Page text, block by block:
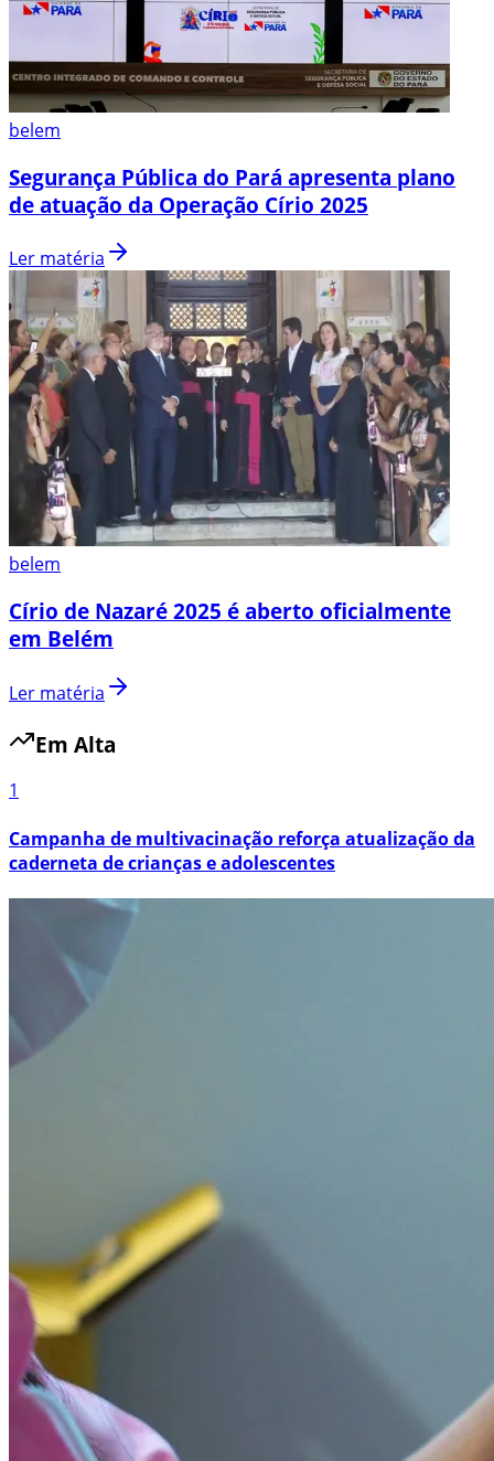
belem
Segurança Pública do Pará apresenta plano
de atuação da Operação Círio 2025
Ler matéria
belem
Círio de Nazaré 2025 é aberto oficialmente
em Belém
Ler matéria
Em Alta
1
Campanha de multivacinação reforça atualização da
caderneta de crianças e adolescentes